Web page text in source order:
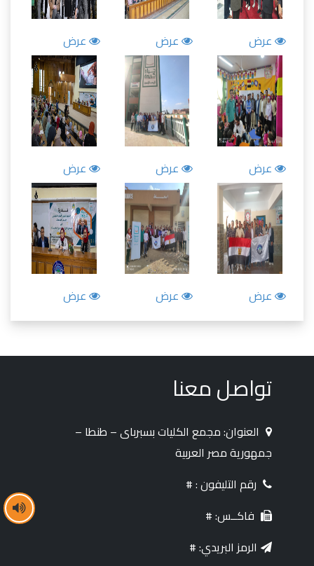
عرض عرض عرض
عرض عرض عرض
عرض عرض عرض
تواصل معنا
العنوان: مجمع الكليات بسبرباى – طنطا –
جمهورية مصر العربية
رقم التليفون : #
فاكــس: #
الرمز البريدي: #